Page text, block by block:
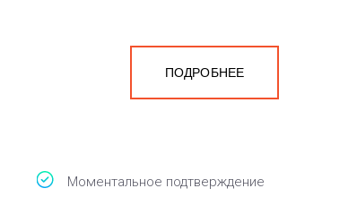
ПОДРОБНЕЕ
Моментальное подтверждение